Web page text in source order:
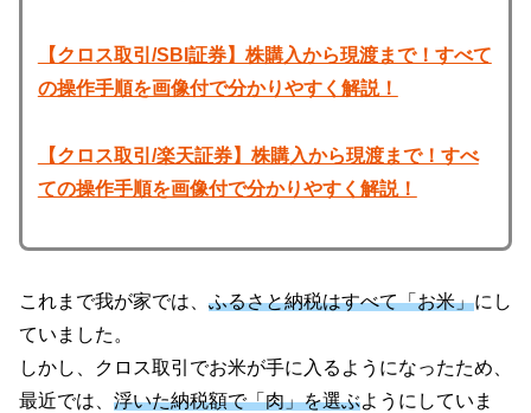
【クロス取引/SBI証券】株購入から現渡まで！すべて
の操作手順を画像付で分かりやすく解説！
【クロス取引/楽天証券】株購入から現渡まで！すべ
ての操作手順を画像付で分かりやすく解説！
これまで我が家では、 ふるさと納税はすべて「お米」にし
ていました。
しかし、クロス取引でお米が手に入るようになったため、
最近では、 浮いた納税額で「肉」を選ぶようにしていま